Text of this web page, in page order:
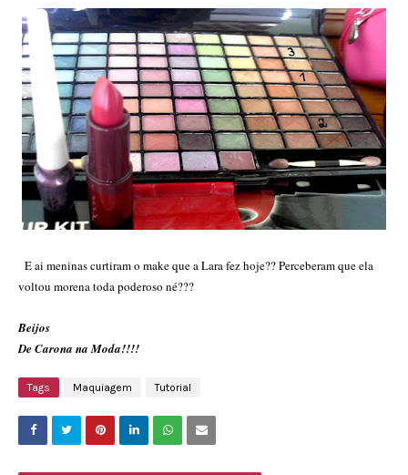
E ai meninas curtiram o make que a Lara fez hoje?? Perceberam que ela
voltou morena toda poderoso né???
Beijos
De Carona na Moda!!!!
Tags Maquiagem Tutorial